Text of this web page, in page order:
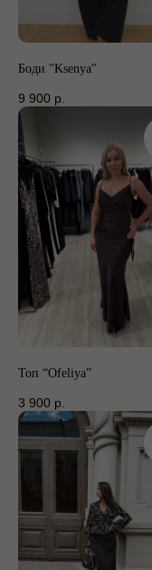
Боди "Ksenya"
9 900 р.
Топ “Ofeliya”
3 900 р.